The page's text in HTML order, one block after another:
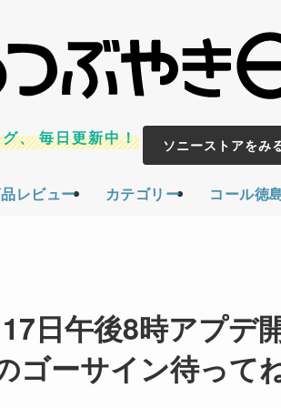
レビュー カテゴリー コール徳
、毎日更新中！ ソニーストアをみ
日午後8時アプデ開
ーサイン待ってね